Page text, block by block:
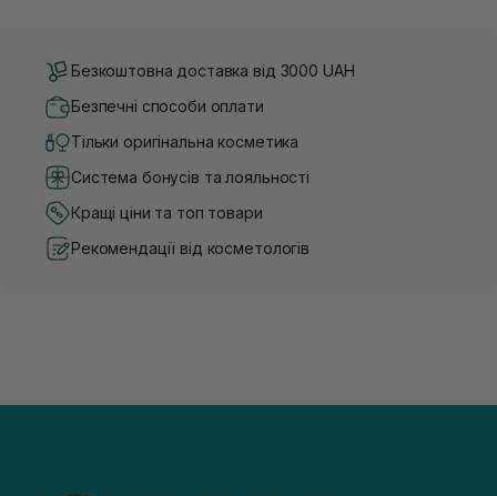
Безкоштовна доставка від 3000 UAH
Безпечні способи оплати
Тільки оригінальна косметика
Система бонусів та лояльності
Кращі ціни та топ товари
Рекомендації від косметологів